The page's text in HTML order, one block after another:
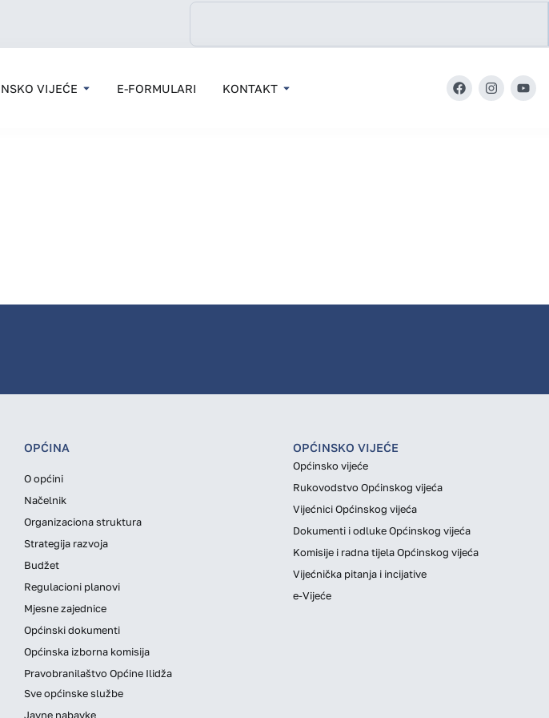
VIJEĆE E-FORMULARI KONTAKT
OPĆINA
O općini
Načelnik
Organizaciona struktura
Strategija razvoja
Budžet
Regulacioni planovi
Mjesne zajednice
Općinski dokumenti
Općinska izborna komisija
Pravobranilaštvo Općine Ilidža
Sve općinske službe
Javne nabavke
OPĆINSKO VIJEĆE
Općinsko vijeće
Rukovodstvo Općinskog vijeća
Vijećnici Općinskog vijeća
Dokumenti i odluke Općinskog vijeća
Komisije i radna tijela Općinskog vijeća
Vijećnička pitanja i incijative
e-Vijeće